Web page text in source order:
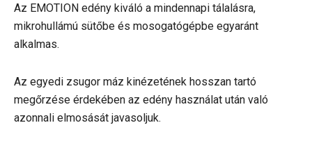
Az EMOTION edény kiváló a mindennapi tálalásra,
mikrohullámú sütőbe és mosogatógépbe egyaránt
alkalmas.
Az egyedi zsugor máz kinézetének hosszan tartó
megőrzése érdekében az edény használat után való
azonnali elmosását javasoljuk.